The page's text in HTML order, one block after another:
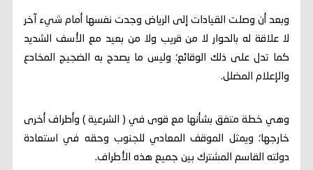
وبعد أن وصلت القيادات إلى الرياض وجدت نفسها أمام شيء آخر
لا علاقة له بالحوار لا من قريب ولا من بعيد مع الأسف الشديد
كما تدل على ذلك الوقائع؛ وليس ما يصدح به الضجيج المخادع
والإعلام المضلل.
وهي خطة متفق بشأنها مع قوى في ( الشرعية ) وأطراف أخرى
خارجها؛ ويمثل الموقف المعادي للجنوب وحقه في استعادة
دولته القاسم المشترك بين جميع هذه الأطراف.